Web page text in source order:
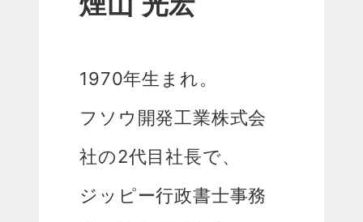
1970年生まれ。
フソウ開発工業株式会
社の2代目社長で、
ジッピー行政書士事務